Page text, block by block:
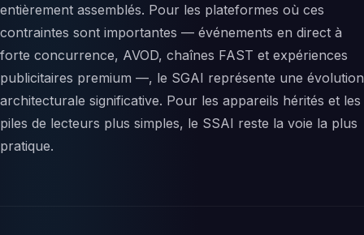
entièrement assemblés. Pour les plateformes où ces
contraintes sont importantes — événements en direct à
forte concurrence, AVOD, chaînes FAST et expériences
publicitaires premium —, le SGAI représente une évolution
architecturale significative. Pour les appareils hérités et les
piles de lecteurs plus simples, le SSAI reste la voie la plus
pratique.